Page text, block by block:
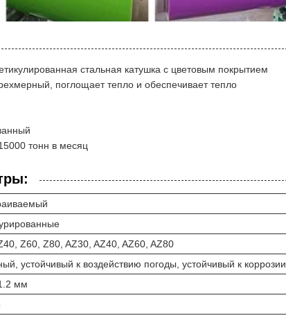
стальная катушка с цветовым покрытием
поглощает тепло и обеспечивает тепло
тонн в месяц
Z60, Z80, AZ30, AZ40, AZ60, AZ80
устойчивый к воздействию погоды, устойчивый к коррозии
мм